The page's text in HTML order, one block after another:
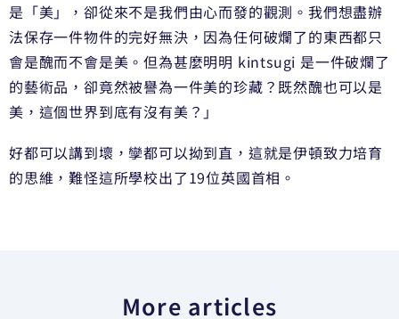
是「美」，卻從來不是我們由心而發的觀測。我們想盡辦
法保存一件物件的完好無決，因為任何破爛了的東西都只
會是醜而不會是美。但為甚麼明明 kintsugi 是一件破爛了
的藝術品，卻竟然被譽為一件美的珍藏？既然醜也可以是
美，這個世界到底有沒有美？」
好都可以講到壞，孿都可以拗到直，這就是伊頓致力培育
的思維，難怪這所學校出了19位英國首相。
More articles